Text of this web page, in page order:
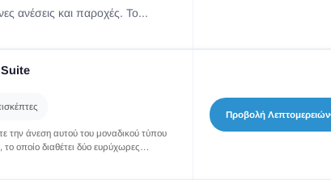
ανέσεις και παροχές. Το...
την άνεση αυτού του μοναδικού τύπου
το οποίο διαθέτει δύο ευρύχωρες
Προβολή Λεπτομερειών